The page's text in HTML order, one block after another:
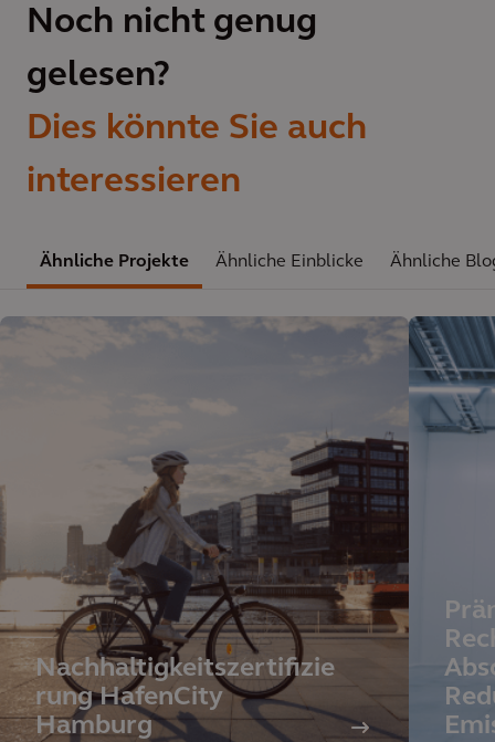
Noch nicht genug
gelesen?
Dies könnte Sie auch
interessieren
Ähnliche Projekte Ähnliche Einblicke Ähnliche
Nachhaltigkeitszertifizie
rung HafenCity
Hamburg